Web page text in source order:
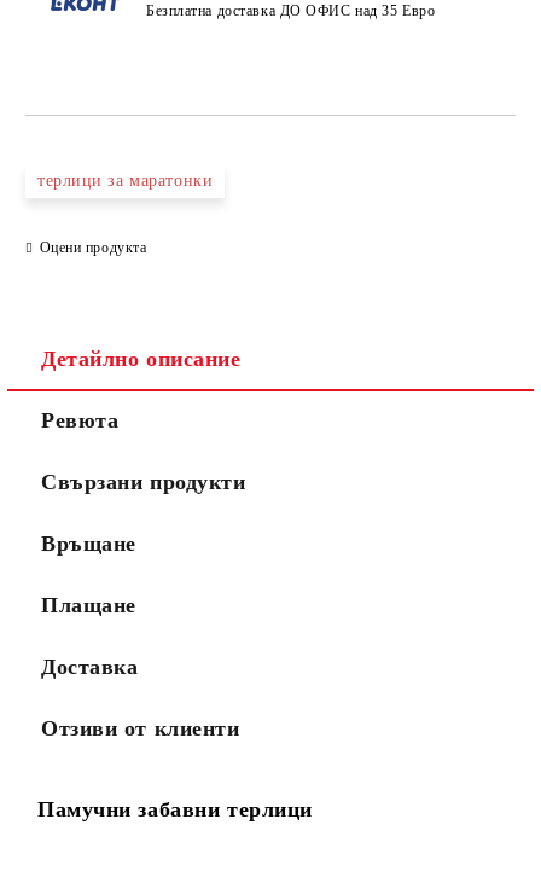
Безплатна доставка ДО ОФИС над 35 Евро
терлици за маратонки
Оцени продукта
Детайлно описание
Ревюта
Свързани продукти
Връщане
Плащане
Доставка
Отзиви от клиенти
Памучни забавни терлици